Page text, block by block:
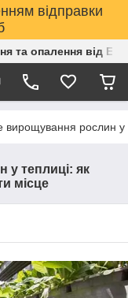
відправки
та опалення від
вирощування рослин у
у теплиці: як
місце